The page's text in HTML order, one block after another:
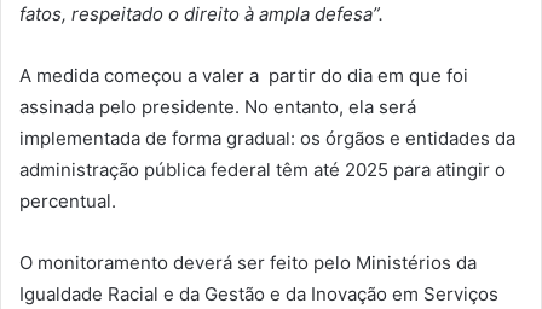
fatos, respeitado o direito à ampla defesa”.
A medida começou a valer a partir do dia em que foi
assinada pelo presidente. No entanto, ela será
implementada de forma gradual: os órgãos e entidades da
administração pública federal têm até 2025 para atingir o
percentual.
O monitoramento deverá ser feito pelo Ministérios da
Igualdade Racial e da Gestão e da Inovação em Serviços